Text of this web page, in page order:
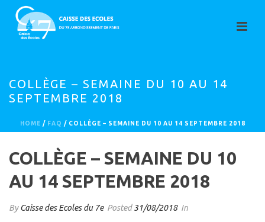
COLLÈGE – SEMAINE DU 10 AU 14
SEPTEMBRE 2018
HOME / FAQ / COLLÈGE – SEMAINE DU 10 AU 14 SEPTEMBRE 2018
COLLÈGE – SEMAINE DU 10
AU 14 SEPTEMBRE 2018
ByCaisse des Ecoles du 7e Posted31/08/2018 In